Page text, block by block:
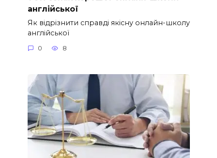
англійської
Як відрізнити справді якісну онлайн-школу
англійської
0 8